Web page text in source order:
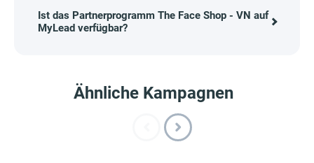
Ist das Partnerprogramm The Face Shop - VN auf
MyLead verfügbar?
Ähnliche Kampagnen